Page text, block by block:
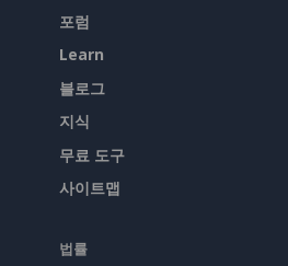
포럼
Learn
블로그
지식
무료 도구
사이트맵
법률